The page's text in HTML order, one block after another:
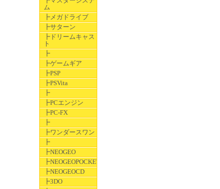
ム
┣メガドライブ
┣サターン
┣ドリームキャス
ト
┣
┣ゲームギア
┣PSP
┣PSVita
┣
┣PCエンジン
┣PC-FX
┣
┣ワンダースワン
┣
┣NEOGEO
┣NEOGEOPOCKET
┣NEOGEOCD
┣3DO